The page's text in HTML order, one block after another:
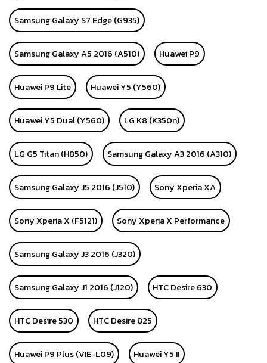
Samsung Galaxy S7 Edge (G935)
Samsung Galaxy A5 2016 (A510) Huawei P9
Huawei P9 Lite Huawei Y5 (Y560)
Huawei Y5 Dual (Y560) LG K8 (K350n)
LG G5 Titan (H850) Samsung Galaxy A3 2016 (A310)
Samsung Galaxy J5 2016 (J510) Sony Xperia XA
Sony Xperia X (F5121) Sony Xperia X Performance
Samsung Galaxy J3 2016 (J320)
Samsung Galaxy J1 2016 (J120) HTC Desire 630
HTC Desire 530 HTC Desire 825
Huawei P9 Plus (VIE-L09) Huawei Y5 II